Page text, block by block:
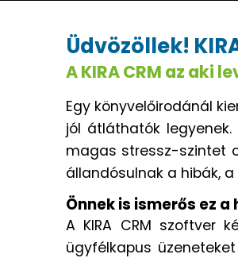
Üdvözöllek!
A KIRA CRM az aki
Egy könyvelőirodánál
jól átláthatók
magas stressz-szintet
állandósulnak a hibák,
Önnek is ismerős ez
A KIRA CRM szoftver
ügyfélkapus